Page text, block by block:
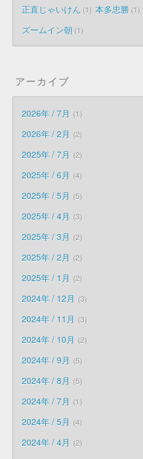
正直じゃいけん 1 本多忠勝 1
ズームイン朝 1
アーカイブ
2026年 / 7月 1
2026年 / 2月 2
2025年 / 7月 2
2025年 / 6月 4
2025年 / 5月 5
2025年 / 4月 3
2025年 / 3月 2
2025年 / 2月 2
2025年 / 1月 2
2024年 / 12月 3
2024年 / 11月 3
2024年 / 10月 2
2024年 / 9月 5
2024年 / 8月 5
2024年 / 7月 1
2024年 / 5月 4
2024年 / 4月 2